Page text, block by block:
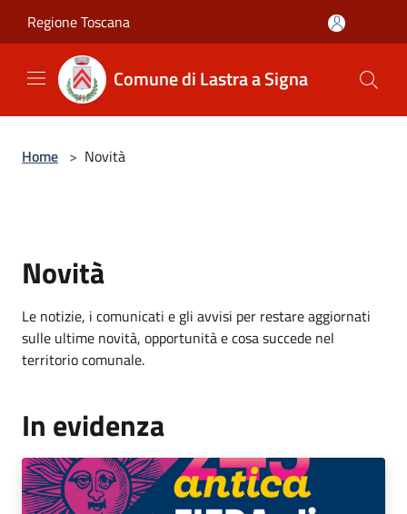
Regione Toscana
Comune di Lastra a Signa
Home > Novità
Novità
Le notizie, i comunicati e gli avvisi per restare aggiornati
sulle ultime novità, opportunità e cosa succede nel
territorio comunale.
In evidenza